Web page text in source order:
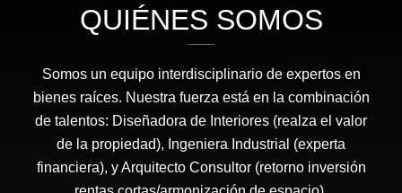
QUIÉNES SOMOS
Somos un equipo interdisciplinario de expertos en
bienes raíces. Nuestra fuerza está en la combinación
de talentos: Diseñadora de Interiores (realza el valor
de la propiedad), Ingeniera Industrial (experta
financiera), y Arquitecto Consultor (retorno inversión